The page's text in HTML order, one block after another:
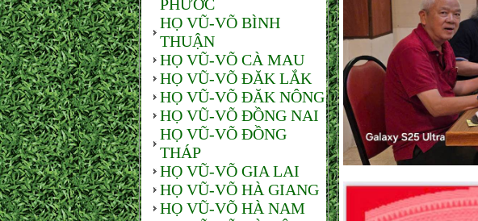
PHƯỚC
HỌ VŨ-VÕ BÌNH
THUẬN
HỌ VŨ-VÕ CÀ MAU
HỌ VŨ-VÕ ĐĂK LẮK
HỌ VŨ-VÕ ĐĂK NÔNG
HỌ VŨ-VÕ ĐỒNG NAI
HỌ VŨ-VÕ ĐỒNG
THÁP
HỌ VŨ-VÕ GIA LAI
HỌ VŨ-VÕ HÀ GIANG
HỌ VŨ-VÕ HÀ NAM